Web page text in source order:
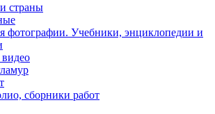
страны
фотографии. Учебники, энциклопедии и
сборники работ